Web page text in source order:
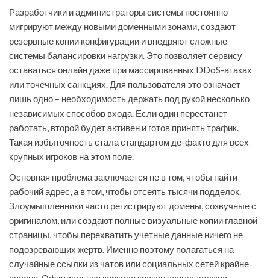
Разработчики и администраторы системы постоянно
мигрируют между новыми доменными зонами, создают
резервные копии конфигурации и внедряют сложные
системы балансировки нагрузки. Это позволяет сервису
оставаться онлайн даже при массированных DDoS-атаках
или точечных санкциях. Для пользователя это означает
лишь одно – необходимость держать под рукой несколько
независимых способов входа. Если один перестанет
работать, второй будет активен и готов принять трафик.
Такая избыточность стала стандартом де-факто для всех
крупных игроков на этом поле.
Основная проблема заключается не в том, чтобы найти
рабочий адрес, а в том, чтобы отсеять тысячи подделок.
Злоумышленники часто регистрируют домены, созвучные с
оригиналом, или создают полные визуальные копии главной
страницы, чтобы перехватить учетные данные ничего не
подозревающих жертв. Именно поэтому полагаться на
случайные ссылки из чатов или социальных сетей крайне